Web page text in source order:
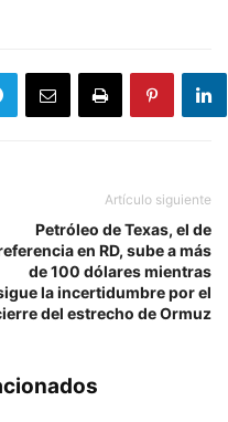
Artículo siguiente
Petróleo de Texas, el de
en RD, sube a más
de 100 dólares mientras
la incertidumbre por el
del estrecho de Ormuz